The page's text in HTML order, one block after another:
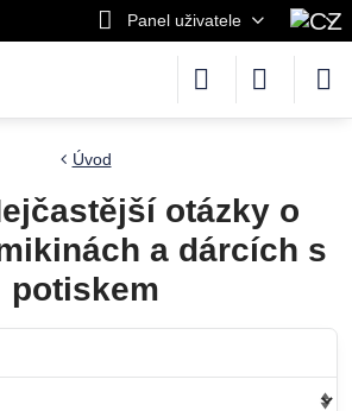
Panel uživatele
Úvod
otázky o
a dárcích s
potiskem